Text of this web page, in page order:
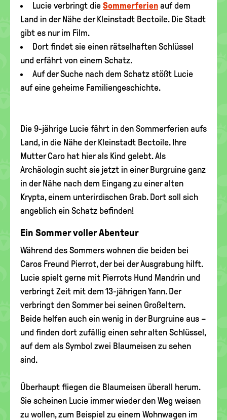
Lucie verbringt die Sommerferien auf dem
Land in der Nähe der Kleinstadt Bectoile. Die Stadt
gibt es nur im Film.
Dort findet sie einen rätselhaften Schlüssel
und erfährt von einem Schatz.
Auf der Suche nach dem Schatz stößt Lucie
auf eine geheime Familiengeschichte.
Die 9-jährige Lucie fährt in den Sommerferien aufs
Land, in die Nähe der Kleinstadt Bectoile. Ihre
Mutter Caro hat hier als Kind gelebt. Als
Archäologin sucht sie jetzt in einer Burgruine ganz
in der Nähe nach dem Eingang zu einer alten
Krypta, einem unterirdischen Grab. Dort soll sich
angeblich ein Schatz befinden!
Ein Sommer voller Abenteur
Während des Sommers wohnen die beiden bei
Caros Freund Pierrot, der bei der Ausgrabung hilft.
Lucie spielt gerne mit Pierrots Hund Mandrin und
verbringt Zeit mit dem 13-jährigen Yann. Der
verbringt den Sommer bei seinen Großeltern.
Beide helfen auch ein wenig in der Burgruine aus –
und finden dort zufällig einen sehr alten Schlüssel,
auf dem als Symbol zwei Blaumeisen zu sehen
sind.
Überhaupt fliegen die Blaumeisen überall herum.
Sie scheinen Lucie immer wieder den Weg weisen
zu wollen, zum Beispiel zu einem Wohnwagen im